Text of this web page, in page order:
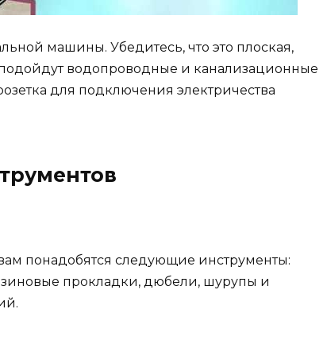
машины. Убедитесь, что это плоская,
подойдут водопроводные и канализационные
для подключения электричества
понадобятся следующие инструменты:
прокладки, дюбели, шурупы и